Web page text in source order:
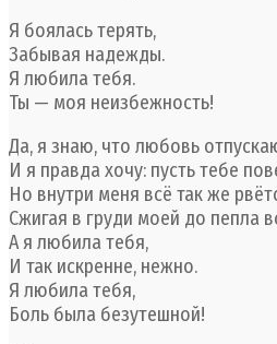
Я боялась терять,
Забывая надежды.
Я любила тебя.
Ты — моя неизбежность!
Да, я знаю, что любовь
И я правда хочу: пусть тебе
Но внутри меня всё так же
Сжигая в груди моей до пепла
А я любила тебя,
И так искренне, нежно.
Я любила тебя,
Боль была безутешной!